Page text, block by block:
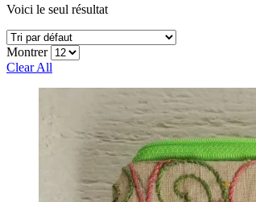
Voici le seul résultat
Montrer
Clear All